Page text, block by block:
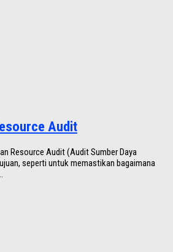
Audit
Resource Audit (Audit Sumber Daya
seperti untuk memastikan bagaimana